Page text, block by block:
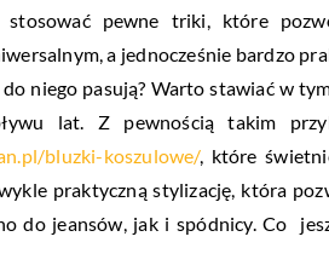
stosować pewne triki, które
a jednocześnie bardzo
niego pasują? Warto stawiać w
lat. Z pewnością takim
bluzki-koszulowe/, które
praktyczną stylizację, która
do jeansów, jak i spódnicy. Co